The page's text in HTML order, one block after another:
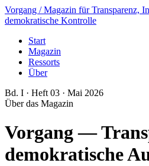
Vorgang / Magazin für Transparenz,
demokratische Kontrolle
Start
Magazin
Ressorts
Über
Bd. I · Heft 03 · Mai 2026
Über das Magazin
Vorgang —
demokratische